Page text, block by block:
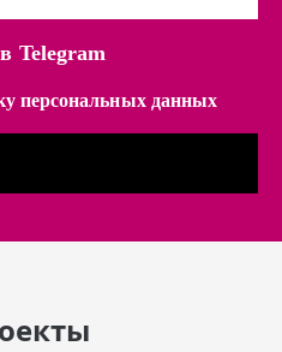
Telegram
персональных данных